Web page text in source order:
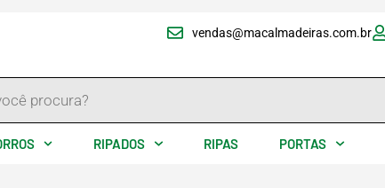
vendas@macalmadeiras.com.br
RIPADOS RIPAS PORTAS